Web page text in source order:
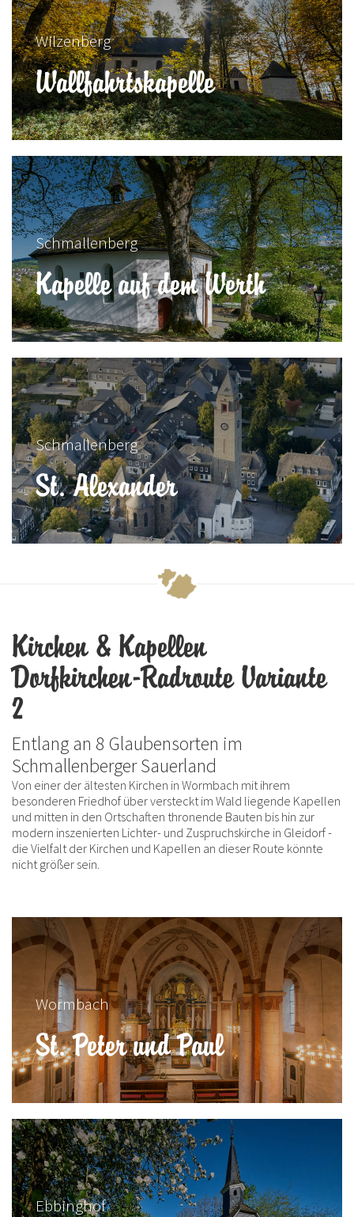
Wallfahrtskapelle
Wilzenberg
Kapelle auf dem Werth
Schmallenberg
St. Alexander
Schmallenberg
Kirchen & Kapellen
Dorfkirchen-Radroute Variante
2
Entlang an 8 Glaubensorten im
Schmallenberger Sauerland
Von einer der ältesten Kirchen in Wormbach mit ihrem
besonderen Friedhof über versteckt im Wald liegende Kapellen
und mitten in den Ortschaften thronende Bauten bis hin zur
modern inszenierten Lichter- und Zuspruchskirche in Gleidorf -
die Vielfalt der Kirchen und Kapellen an dieser Route könnte
nicht größer sein.
St. Peter und Paul
Wormbach
Ebbinghof